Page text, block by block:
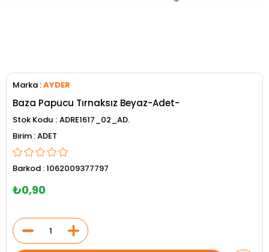
Marka :AYDER
Baza Papucu Tırnaksız Beyaz-Adet-
Stok Kodu ADRE1617_02_AD.
ADET
Barkod :1062009377797
₺0,90